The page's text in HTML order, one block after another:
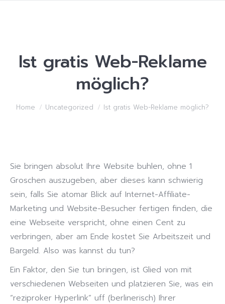
Ist gratis Web-Reklame
möglich?
You are here:
Home Uncategorized Ist gratis Web-Reklame möglich?
Sie bringen absolut Ihre Website buhlen, ohne 1
Groschen auszugeben, aber dieses kann schwierig
sein, falls Sie atomar Blick auf Internet-Affiliate-
Marketing und Website-Besucher fertigen finden, die
eine Webseite verspricht, ohne einen Cent zu
verbringen, aber am Ende kostet Sie Arbeitszeit und
Bargeld. Also was kannst du tun?
Ein Faktor, den Sie tun bringen, ist Glied von mit
verschiedenen Webseiten und platzieren Sie, was ein
“reziproker Hyperlink” uff (berlinerisch) Ihrer